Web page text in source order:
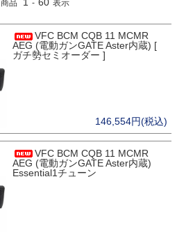
商品 - 表示
VFC BCM CQB 11 MCMR
AEG (電動ガンGATE Aster内蔵) [
ガチ勢セミオーダー ]
146,554円(税込)
VFC BCM CQB 11 MCMR
AEG (電動ガンGATE Aster内蔵)
Essential1チューン